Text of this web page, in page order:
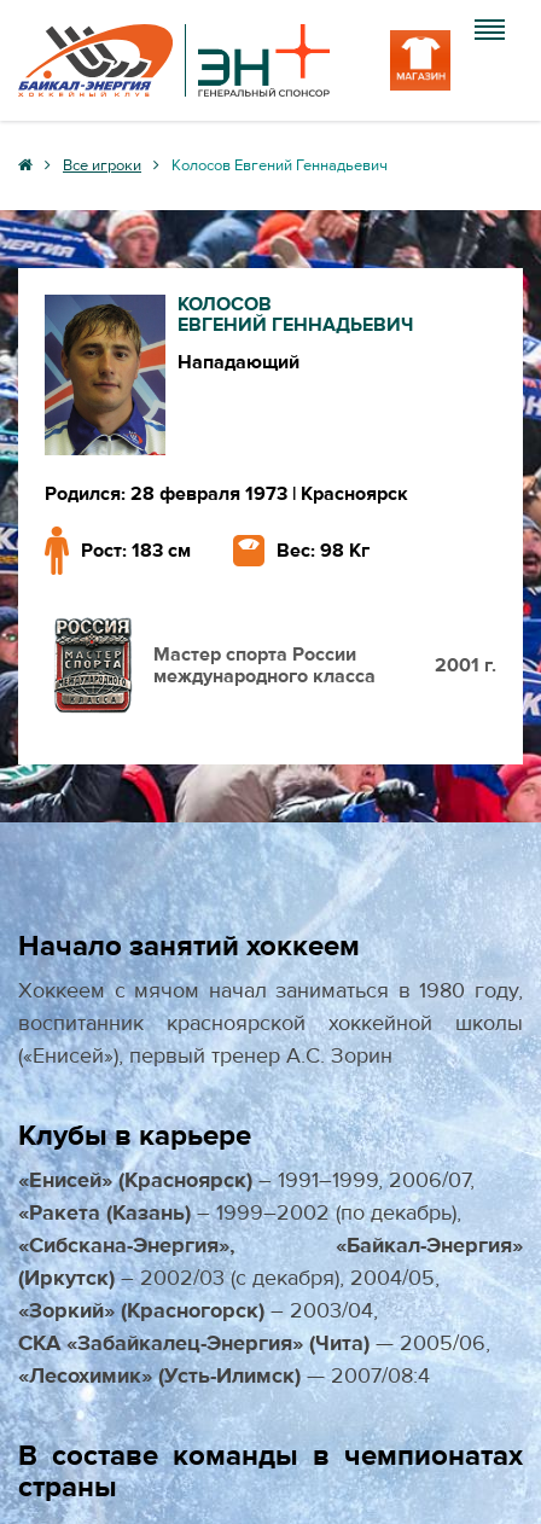
Клуб
Команда
Болельщику
Медиа
Вход
Все игроки Колосов Евгений Геннадьевич
КОЛОСОВ
ЕВГЕНИЙ ГЕННАДЬЕВИЧ
Нападающий
Родился: 28 февраля 1973 | Красноярск
Рост: 183 см Вес: 98 Кг
Мастер спорта России
международного класса
2001 г.
Начало занятий хоккеем
Хоккеем с мячом начал заниматься в 1980 году,
воспитанник красноярской хоккейной школы
(«Енисей»), первый тренер А.С. Зорин
Клубы в карьере
«Енисей» (Красноярск)– 1991–1999, 2006/07,
«Ракета (Казань)– 1999–2002 (по декабрь),
«Сибскана-Энергия», «Байкал-Энергия»
(Иркутск)– 2002/03 (с декабря), 2004/05,
«Зоркий» (Красногорск)– 2003/04,
СКА «Забайкалец-Энергия» (Чита)— 2005/06,
«Лесохимик» (Усть-Илимск) — 2007/08:4
В составе команды в чемпионатах
страны